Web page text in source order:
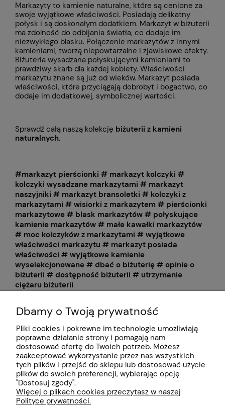
Markazyty to kamienie naturalne, które są cenione za
swoje wyjątkowe właściwości. Posiadają delikatny
połysk i są doskonałym dodatkiem. Markazyt w biżuterii
ma zdolność do odbijania światła, co dodaje im
niezwykłego blasku. Połączenie markazytów z innymi
kamieniami, tworzą niepowtarzalne i zjawiskowe efekty.
Biżuteria wysadzana połyskującymi kamieniami to
prawdziwy skarb dla każdej kobiety. Właściwości
markazytu znane są już od wieków. Markazyt posiada
właściwości, które przyciągają dobrobyt i bogactwo, co
dodaje im dodatkowej, symbolicznej wartości.
Sprawdź całą naszą kolekcję biżuterii z kamieni
naturalnych.
#markazyt pierścionki # markazyt kolczyki #
kolczyki wysadzane markazytami # markazyt
naszyjniki # markazyt bransoletki # kolczyki z
markazytami # wisiorki z markazytem # pierścionki
markazytowe # blask markazytów # połyskujące
kamienie markazytów # małe kawałki markazytów
# moc kolczyków z markazytami # wyjątkowe
właściwości markazytu # markazyt posiada
właściwości # wyjątkowe kamienie
wyselekcjonowane # dbać o biżuterię # opinie o
biżuterii # dostępność biżuterii # utrzymanie
ciężaru biżuterii
Pomoc
Moje konto
Płatności i dostawa
Informacje
Dbamy o Twoją prywatność
Pliki cookies i pokrewne im technologie umożliwiają
poprawne działanie strony i pomagają nam
dostosować ofertę do Twoich potrzeb. Możesz
zaakceptować wykorzystanie przez nas wszystkich
tych plików i przejść do sklepu lub dostosować użycie
plików do swoich preferencji, wybierając opcję
"Dostosuj zgody".
Więcej o plikach cookies przeczytasz w naszej
Polityce prywatności.